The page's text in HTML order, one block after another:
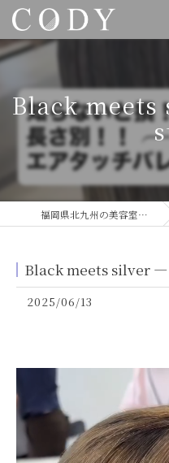
Black
福岡県北九州の美容室ならCODY
Black meets silver
2025/06/13